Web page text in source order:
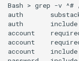
Bash > grep -v ^#
auth
auth
include
account
account
account
include